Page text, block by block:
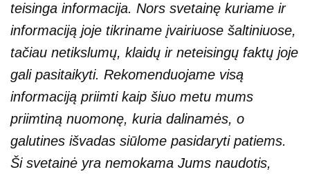
teisinga informacija. Nors svetainę kuriame ir
informaciją joje tikriname įvairiuose šaltiniuose,
tačiau netikslumų, klaidų ir neteisingų faktų joje
gali pasitaikyti. Rekomenduojame visą
informaciją priimti kaip šiuo metu mums
priimtiną nuomonę, kuria dalinamės, o
galutines išvadas siūlome pasidaryti patiems.
Ši svetainė yra nemokama Jums naudotis,